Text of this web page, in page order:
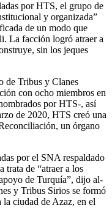
por HTS, el grupo de
y organizada”
de un modo que
La facción logró atraer a
sin los jeques
de Tribus y Clanes
con ocho miembros en
por HTS-, así
de 2020, HTS creó una
un órgano
por el SNA respaldado
de “atraer a los
de Turquía”, dijo al-
y Tribus Sirios se formó
ciudad de Azaz, en el